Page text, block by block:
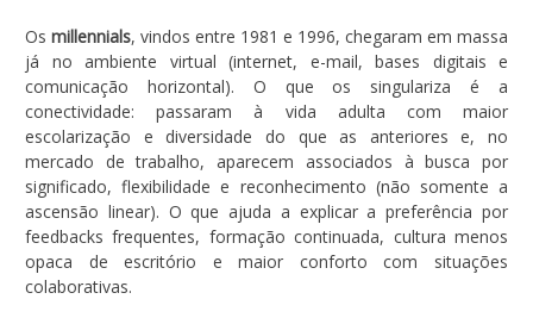
Os millennials, vindos entre 1981 e 1996, chegaram em massa
já no ambiente virtual (internet, e-mail, bases digitais e
comunicação horizontal). O que os singulariza é a
conectividade: passaram à vida adulta com maior
escolarização e diversidade do que as anteriores e, no
mercado de trabalho, aparecem associados à busca por
significado, flexibilidade e reconhecimento (não somente a
ascensão linear). O que ajuda a explicar a preferência por
feedbacks frequentes, formação continuada, cultura menos
opaca de escritório e maior conforto com situações
colaborativas.